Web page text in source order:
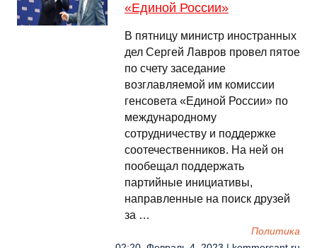
«Единой России»
В пятницу министр иностранных
дел Сергей Лавров провел пятое
по счету заседание
возглавляемой им комиссии
генсовета «Единой России» по
международному
сотрудничеству и поддержке
соотечественников. На ней он
пообещал поддержать
партийные инициативы,
направленные на поиск друзей
за …
Политика